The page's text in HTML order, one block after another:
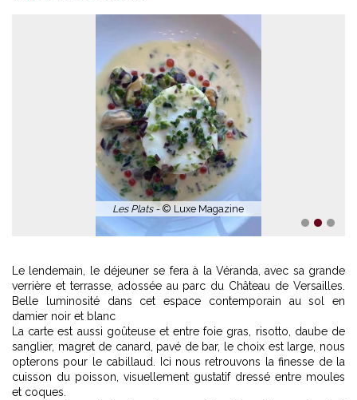
Les Plats -© Luxe Magazine
Le lendemain, le déjeuner se fera à la Véranda, avec sa grande
verrière et terrasse, adossée au parc du Château de Versailles.
Belle luminosité dans cet espace contemporain au sol en
damier noir et blanc
La carte est aussi goûteuse et entre foie gras, risotto, daube de
sanglier, magret de canard, pavé de bar, le choix est large, nous
opterons pour le cabillaud. Ici nous retrouvons la finesse de la
cuisson du poisson, visuellement gustatif dressé entre moules
et coques.